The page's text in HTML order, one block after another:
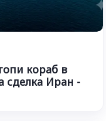
кораб в
сделка Иран -